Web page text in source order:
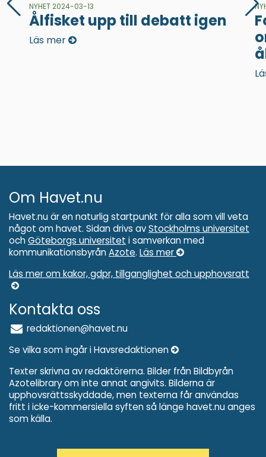
NYHET 2024-03-13
Ålfisket upp till debatt igen
Läs mer
Om Havet.nu
Havet.nu är en naturlig startpunkt för alla som vill veta
något om havet. Sidan drivs avStockholms universitet
och Göteborgs universitet i samverkan med
kommunikationsbyrån Azote. Läs mer
Läs mer om kakor, gdpr, tillganglighet och upphovsratt
Kontakta oss
redaktionen@havet.nu
Se vilka som ingår i Havsredaktionen
Texter skrivna av redaktörerna. Bilder från Bildbyrån
Azotelibrary om inte annat angivits. Bilderna är
upphovsrättsskyddade, men texterna får användas
fritt i icke-kommersiella syften så länge havet.nu anges
som källa.